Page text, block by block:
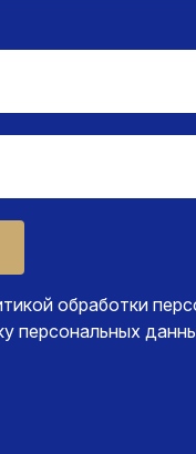
обработки
персональных